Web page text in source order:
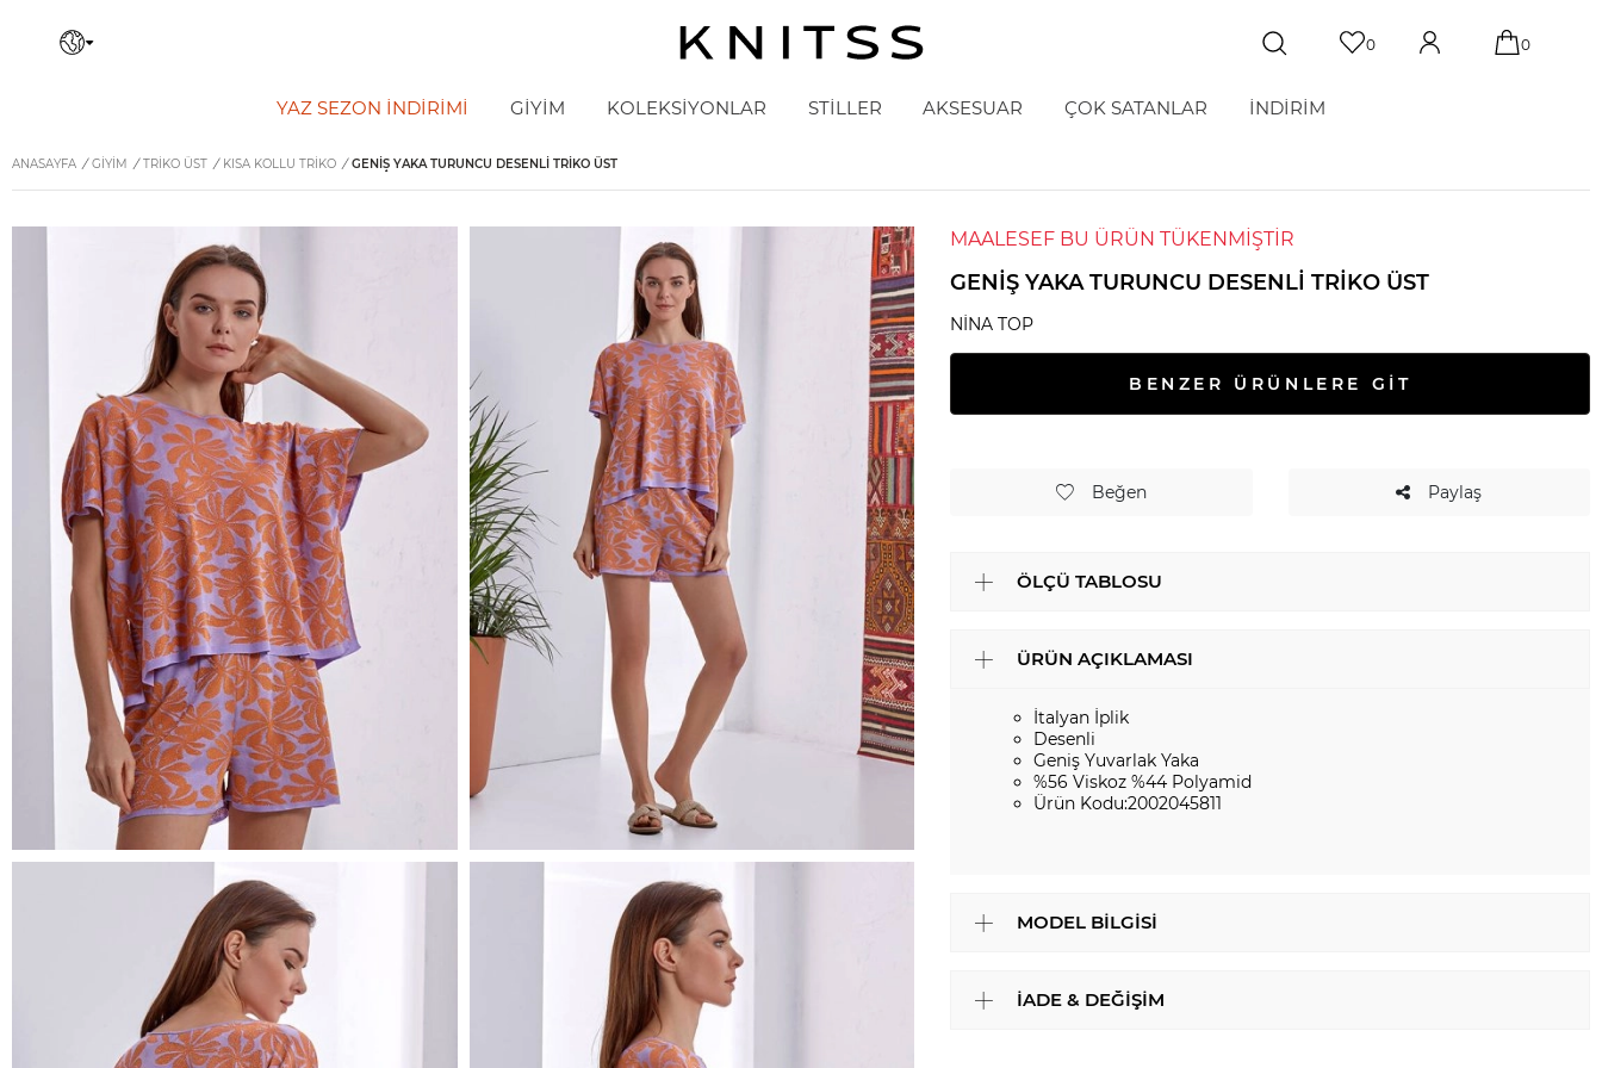
0 0
YAZ SEZON İNDIRIMI GİYİM KOLEKSİYONLAR STİLLER AKSESUAR ÇOK SATANLAR İNDİRİM
ANASAYFA / GİYİM / TRIKO ÜST / KISA KOLLU TRIKO / GENIŞ YAKA TURUNCU DESENLI TRIKO ÜST
MAALESEF BU ÜRÜN TÜKENMİŞTİR
GENIŞ YAKA TURUNCU DESENLI TRIKO ÜST
NINA TOP
BENZER ÜRÜNLERE GİT
Beğen Paylaş
ÖLÇÜ TABLOSU
ÜRÜN AÇIKLAMASI
İtalyan İplik
Desenli
Geniş Yuvarlak Yaka
%56 Viskoz %44 Polyamid
Ürün Kodu:2002045811
MODEL BILGISI
İADE & DEĞIŞIM